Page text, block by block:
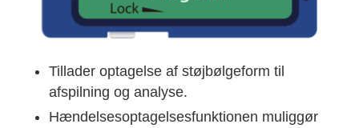
Tillader optagelse af støjbølgeform til
afspilning og analyse.
Hændelsesoptagelsesfunktionen muliggør